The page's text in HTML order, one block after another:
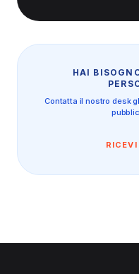
HAI
Contatta il nostro desk